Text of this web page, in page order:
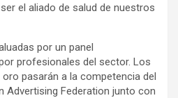
el aliado de salud de nuestros
por un panel
profesionales del sector. Los
pasarán a la competencia del
Advertising Federation junto con